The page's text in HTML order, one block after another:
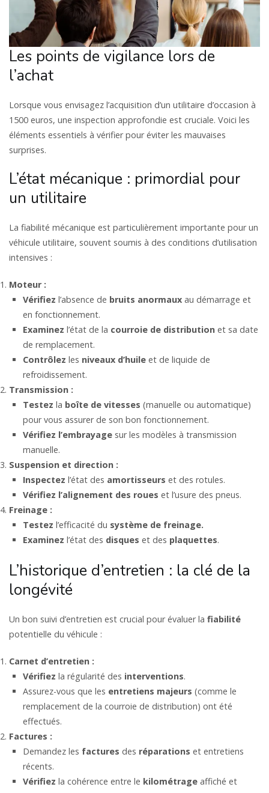
Les points de vigilance lors de
l’achat
Lorsque vous envisagez l’acquisition d’un utilitaire d’occasion à
1500 euros, une inspection approfondie est cruciale. Voici les
éléments essentiels à vérifier pour éviter les mauvaises
surprises.
L’état mécanique : primordial pour
un utilitaire
La fiabilité mécanique est particulièrement importante pour un
véhicule utilitaire, souvent soumis à des conditions d’utilisation
intensives :
Moteur :
Vérifiez l’absence de bruits anormauxau démarrage et
en fonctionnement.
Examinez l’état de la courroie de distribution et sa date
de remplacement.
Contrôlez les niveaux d’huile et de liquide de
refroidissement.
Transmission :
Testez la boîte de vitesses (manuelle ou automatique)
pour vous assurer de son bon fonctionnement.
Vérifiez l’embrayage sur les modèles à transmission
manuelle.
Suspension et direction :
Inspectez l’état des amortisseurs et des rotules.
Vérifiez l’alignement des roues et l’usure des pneus.
Freinage :
Testez l’efficacité du système de freinage.
Examinez l’état des disques et des plaquettes.
L’historique d’entretien : la clé de la
longévité
Un bon suivi d’entretien est crucial pour évaluer la fiabilité
potentielle du véhicule :
Carnet d’entretien :
Vérifiez la régularité des interventions.
Assurez-vous que les entretiens majeurs (comme le
remplacement de la courroie de distribution) ont été
effectués.
Factures :
Demandez les factures des réparations et entretiens
récents.
Vérifiez la cohérence entre le kilométrage affiché et